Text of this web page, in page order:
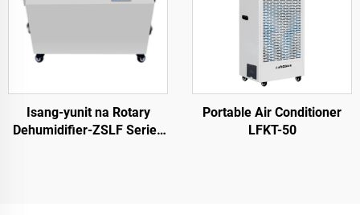
Isang-yunit na Rotary
Dehumidifier-ZSLF Series
Portable Air Conditioner
LFKT-50